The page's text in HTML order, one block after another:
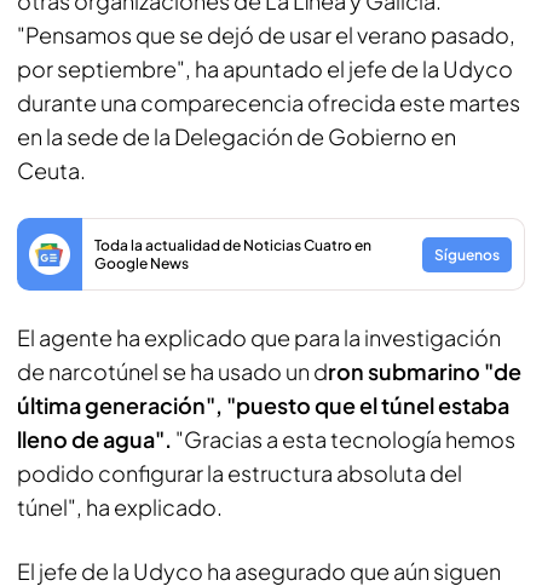
"Pensamos que se dejó de usar el verano pasado,
por septiembre", ha apuntado el jefe de la Udyco
durante una comparecencia ofrecida este martes
en la sede de la Delegación de Gobierno en
Ceuta.
Toda la actualidad de Noticias Cuatro en
Google News
Síguenos
El agente ha explicado que para la investigación
de narcotúnel se ha usado un dron submarino "de
última generación", "puesto que el túnel estaba
lleno de agua". "Gracias a esta tecnología hemos
podido configurar la estructura absoluta del
túnel", ha explicado.
El jefe de la Udyco ha asegurado que aún siguen